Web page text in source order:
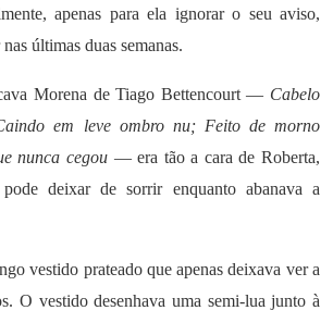
apenas para ela ignorar o seu aviso,
últimas duas semanas.
Morena de Tiago Bettencourt — Cabelo
em leve ombro nu; Feito de morno
nunca cegou— era tão a cara de Roberta,
deixar de sorrir enquanto abanava a
vestido prateado que apenas deixava ver a
O vestido desenhava uma semi-lua junto à